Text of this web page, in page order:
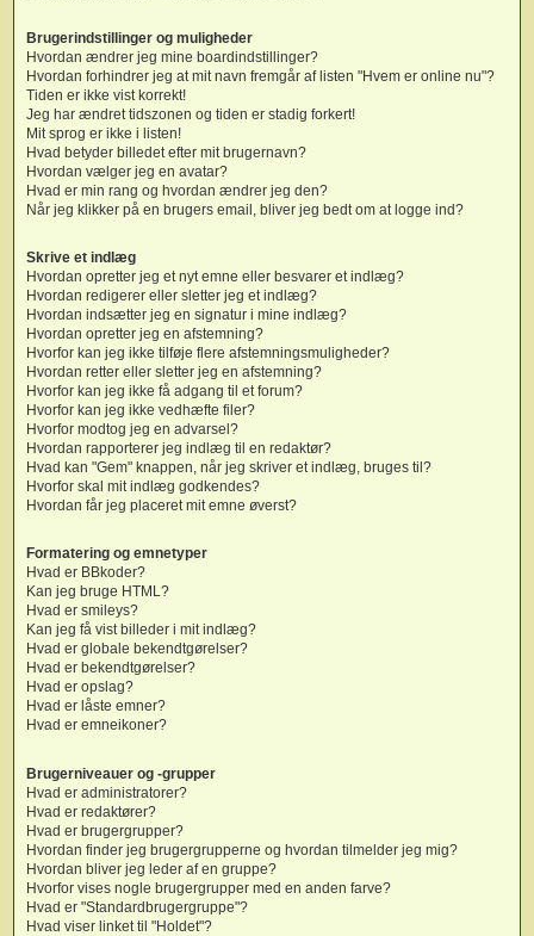
Brugerindstillinger og muligheder
Hvordan ændrer jeg mine boardindstillinger?
Hvordan forhindrer jeg at mit navn fremgår af listen "Hvem er online nu"?
Tiden er ikke vist korrekt!
Jeg har ændret tidszonen og tiden er stadig forkert!
Mit sprog er ikke i listen!
Hvad betyder billedet efter mit brugernavn?
Hvordan vælger jeg en avatar?
Hvad er min rang og hvordan ændrer jeg den?
Når jeg klikker på en brugers email, bliver jeg bedt om at logge ind?
Skrive et indlæg
Hvordan opretter jeg et nyt emne eller besvarer et indlæg?
Hvordan redigerer eller sletter jeg et indlæg?
Hvordan indsætter jeg en signatur i mine indlæg?
Hvordan opretter jeg en afstemning?
Hvorfor kan jeg ikke tilføje flere afstemningsmuligheder?
Hvordan retter eller sletter jeg en afstemning?
Hvorfor kan jeg ikke få adgang til et forum?
Hvorfor kan jeg ikke vedhæfte filer?
Hvorfor modtog jeg en advarsel?
Hvordan rapporterer jeg indlæg til en redaktør?
Hvad kan "Gem" knappen, når jeg skriver et indlæg, bruges til?
Hvorfor skal mit indlæg godkendes?
Hvordan får jeg placeret mit emne øverst?
Formatering og emnetyper
Hvad er BBkoder?
Kan jeg bruge HTML?
Hvad er smileys?
Kan jeg få vist billeder i mit indlæg?
Hvad er globale bekendtgørelser?
Hvad er bekendtgørelser?
Hvad er opslag?
Hvad er låste emner?
Hvad er emneikoner?
Brugerniveauer og -grupper
Hvad er administratorer?
Hvad er redaktører?
Hvad er brugergrupper?
Hvordan finder jeg brugergrupperne og hvordan tilmelder jeg mig?
Hvordan bliver jeg leder af en gruppe?
Hvorfor vises nogle brugergrupper med en anden farve?
Hvad er "Standardbrugergruppe"?
Hvad viser linket til "Holdet"?